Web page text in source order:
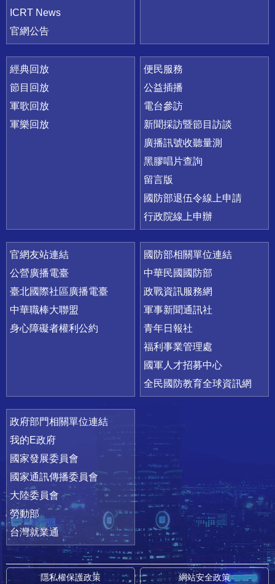
ICRT News
官網公告
經典回放
節目回放
軍歌回放
軍樂回放
便民服務
公益插播
電台參訪
新聞採訪暨節目訪談
廣播訊號收聽量測
黑膠唱片查詢
留言版
國防部退伍令線上申請
行政院線上申辦
官網友站連結
公營廣播電臺
臺北國際社區廣播電臺
中華職棒大聯盟
身心障礙者權利公約
國防部相關單位連結
中華民國國防部
政戰資訊服務網
軍事新聞通訊社
青年日報社
福利事業管理處
國軍人才招募中心
全民國防教育全球資訊網
政府部門相關單位連結
我的E政府
國家發展委員會
國家通訊傳播委員會
大陸委員會
勞動部
台灣就業通
隱私權保護政策 網站安全政策